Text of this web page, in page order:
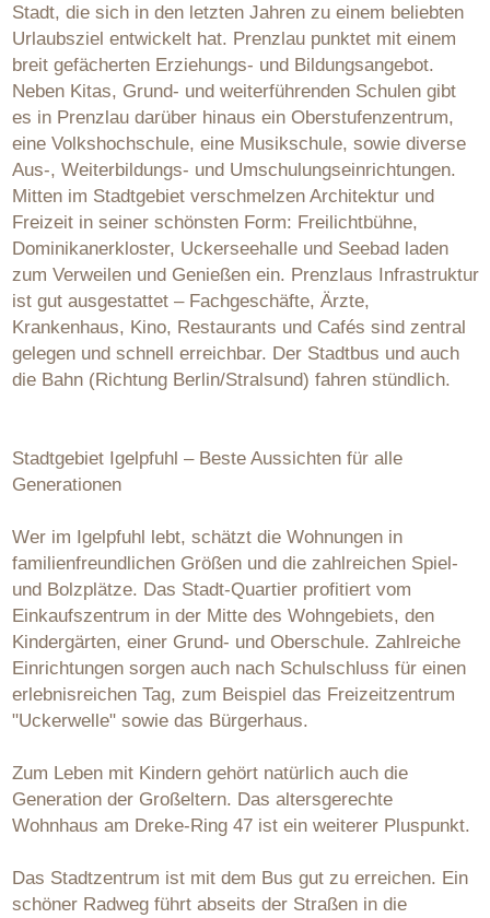
Stadt, die sich in den letzten Jahren zu einem beliebten
Urlaubsziel entwickelt hat. Prenzlau punktet mit einem
breit gefächerten Erziehungs- und Bildungsangebot.
Neben Kitas, Grund- und weiterführenden Schulen gibt
es in Prenzlau darüber hinaus ein Oberstufenzentrum,
eine Volkshochschule, eine Musikschule, sowie diverse
Aus-, Weiterbildungs- und Umschulungseinrichtungen.
Mitten im Stadtgebiet verschmelzen Architektur und
Freizeit in seiner schönsten Form: Freilichtbühne,
Dominikanerkloster, Uckerseehalle und Seebad laden
zum Verweilen und Genießen ein. Prenzlaus Infrastruktur
ist gut ausgestattet – Fachgeschäfte, Ärzte,
Krankenhaus, Kino, Restaurants und Cafés sind zentral
gelegen und schnell erreichbar. Der Stadtbus und auch
die Bahn (Richtung Berlin/Stralsund) fahren stündlich.
Stadtgebiet Igelpfuhl – Beste Aussichten für alle
Generationen
Wer im Igelpfuhl lebt, schätzt die Wohnungen in
familienfreundlichen Größen und die zahlreichen Spiel-
und Bolzplätze. Das Stadt-Quartier profitiert vom
Einkaufszentrum in der Mitte des Wohngebiets, den
Kindergärten, einer Grund- und Oberschule. Zahlreiche
Einrichtungen sorgen auch nach Schulschluss für einen
erlebnisreichen Tag, zum Beispiel das Freizeitzentrum
"Uckerwelle" sowie das Bürgerhaus.
Zum Leben mit Kindern gehört natürlich auch die
Generation der Großeltern. Das altersgerechte
Wohnhaus am Dreke-Ring 47 ist ein weiterer Pluspunkt.
Das Stadtzentrum ist mit dem Bus gut zu erreichen. Ein
schöner Radweg führt abseits der Straßen in die